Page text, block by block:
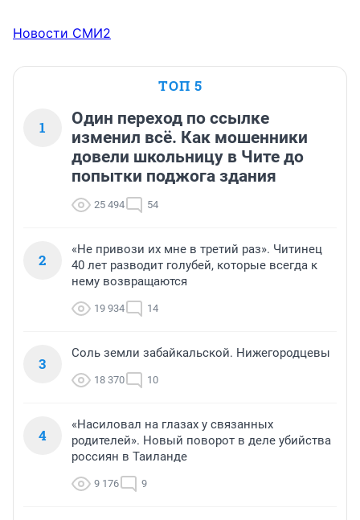
Новости СМИ2
ТОП 5
1
Один переход по ссылке
изменил всё. Как мошенники
довели школьницу в Чите до
попытки поджога здания
25 494 54
2
«Не привози их мне в третий раз». Читинец
40 лет разводит голубей, которые всегда к
нему возвращаются
19 934 14
3
Соль земли забайкальской. Нижегородцевы
18 370 10
4
«Насиловал на глазах у связанных
родителей». Новый поворот в деле убийства
россиян в Таиланде
9 176 9